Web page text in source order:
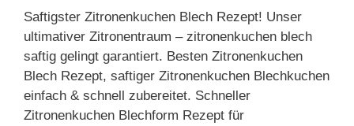
Saftigster Zitronenkuchen Blech Rezept! Unser
ultimativer Zitronentraum – zitronenkuchen blech
saftig gelingt garantiert. Besten Zitronenkuchen
Blech Rezept, saftiger Zitronenkuchen Blechkuchen
einfach & schnell zubereitet. Schneller
Zitronenkuchen Blechform Rezept für